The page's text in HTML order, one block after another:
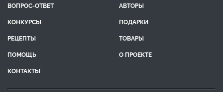
ВОПРОС-ОТВЕТ
АВТОРЫ
КОНКУРСЫ
ПОДАРКИ
РЕЦЕПТЫ
ТОВАРЫ
ПОМОЩЬ
О ПРОЕКТЕ
КОНТАКТЫ